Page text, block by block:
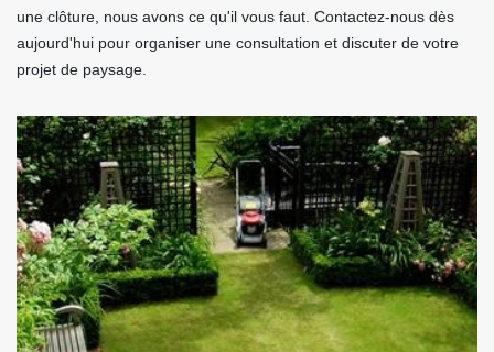
une clôture, nous avons ce qu'il vous faut. Contactez-nous dès
aujourd'hui pour organiser une consultation et discuter de votre
projet de paysage.